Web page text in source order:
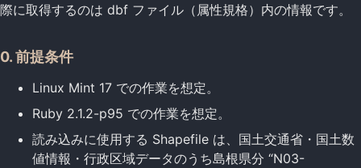
際に取得するのは dbf ファイル（属性規格）内の情報です。
0. 前提条件
Linux Mint 17 での作業を想定。
Ruby 2.1.2-p95 での作業を想定。
読み込みに使用する Shapefile は、国土交通省・国土数
値情報・行政区域データのうち島根県分 “N03-